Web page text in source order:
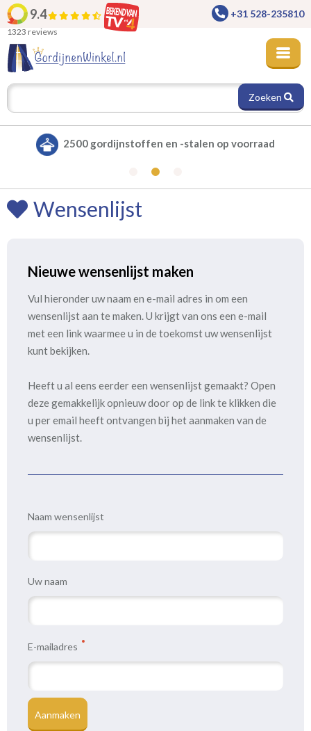
9.4
1323 reviews
+31 528-235810
Zoeken
2500 gordijnstoffen en -stalen op voorraad
Wensenlijst
Nieuwe wensenlijst maken
Vul hieronder uw naam en e-mail adres in om een
wensenlijst aan te maken. U krijgt van ons een e-mail
met een link waarmee u in de toekomst uw wensenlijst
kunt bekijken.
Heeft u al eens eerder een wensenlijst gemaakt? Open
deze gemakkelijk opnieuw door op de link te klikken die
u per email heeft ontvangen bij het aanmaken van de
wensenlijst.
Naam wensenlijst
Uw naam
E-mailadres
Aanmaken